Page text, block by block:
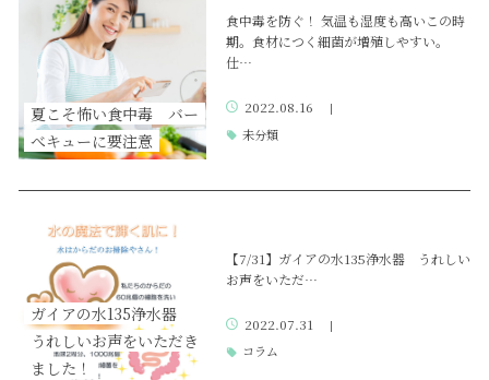
夏こそ怖い食中毒 バー
べキューに要注意
食中毒を防ぐ！ 気温も湿度も高いこの時
期。食材につく細菌が増殖しやすい。
仕…
2022.08.16 |
未分類
ガイアの水135浄水器
うれしいお声をいただき
ました！
【7/31】ガイアの水135浄水器 うれしい
お声をいただ…
2022.07.31 |
コラム